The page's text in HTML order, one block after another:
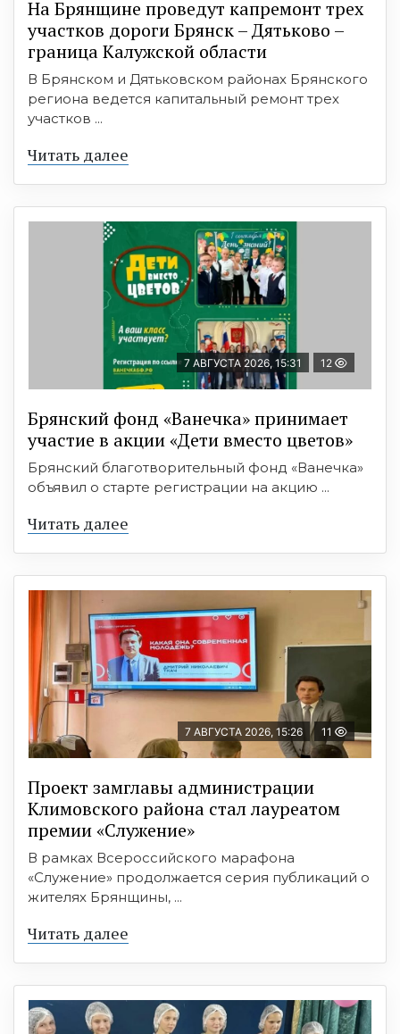
На Брянщине проведут капремонт трех
участков дороги Брянск – Дятьково –
граница Калужской области
В Брянском и Дятьковском районах Брянского
региона ведется капитальный ремонт трех
участков ...
Читать далее
7 АВГУСТА 2026, 15:31 12
Брянский фонд «Ванечка» принимает
участие в акции «Дети вместо цветов»
Брянский благотворительный фонд «Ванечка»
объявил о старте регистрации на акцию ...
Читать далее
7 АВГУСТА 2026, 15:26 11
Проект замглавы администрации
Климовского района стал лауреатом
премии «Служение»
В рамках Всероссийского марафона
«Служение» продолжается серия публикаций о
жителях Брянщины, ...
Читать далее